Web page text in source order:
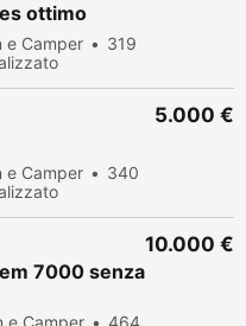
ottimo
e Camper
319
e Camper
340
5.000 €
7000 senza
e Camper
464
10.000 €